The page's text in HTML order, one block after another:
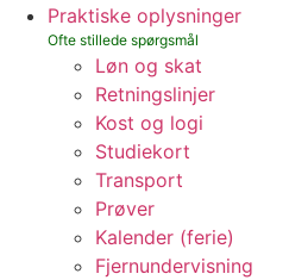
Praktiske oplysninger
Løn og skat
Retningslinjer
Kost og logi
Studiekort
Transport
Prøver
Kalender (ferie)
Fjernundervisning